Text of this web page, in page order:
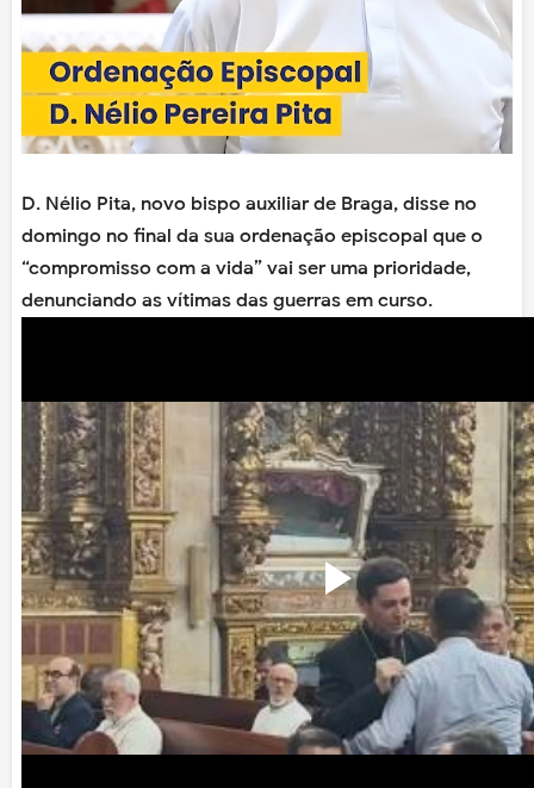
D. Nélio Pita, novo bispo auxiliar de Braga, disse no
domingo no final da sua ordenação episcopal que o
“compromisso com a vida” vai ser uma prioridade,
denunciando as vítimas das guerras em curso.